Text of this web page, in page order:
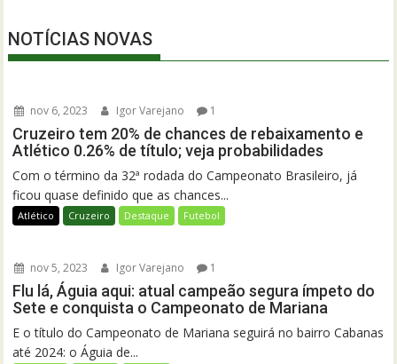
NOTÍCIAS NOVAS
nov 6, 2023 Igor Varejano 1
Cruzeiro tem 20% de chances de rebaixamento e
Atlético 0.26% de título; veja probabilidades
Com o término da 32ª rodada do Campeonato Brasileiro, já
ficou quase definido que as chances...
Atlético Cruzeiro Destaque Futebol
nov 5, 2023 Igor Varejano 1
Flu lá, Águia aqui: atual campeão segura ímpeto do
Sete e conquista o Campeonato de Mariana
E o título do Campeonato de Mariana seguirá no bairro Cabanas
até 2024: o Águia de...